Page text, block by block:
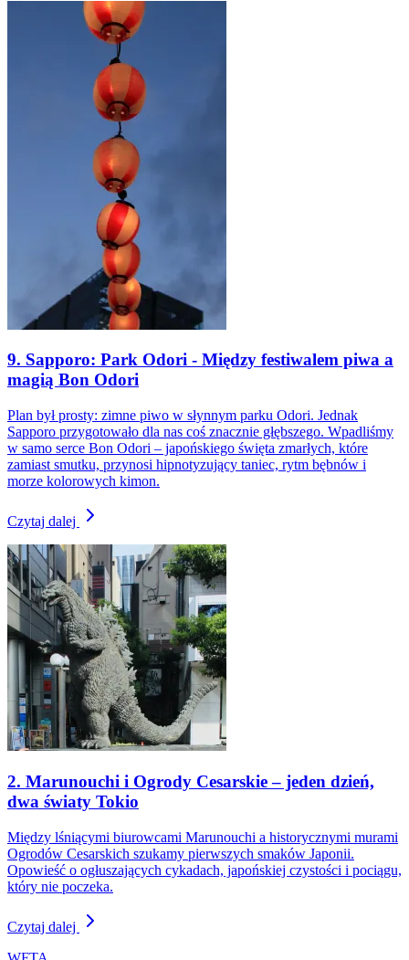
9. Sapporo: Park Odori - Między festiwalem piwa a
magią Bon Odori
Plan był prosty: zimne piwo w słynnym parku Odori. Jednak
Sapporo przygotowało dla nas coś znacznie głębszego. Wpadliśmy
w samo serce Bon Odori – japońskiego święta zmarłych, które
zamiast smutku, przynosi hipnotyzujący taniec, rytm bębnów i
morze kolorowych kimon.
Czytaj dalej
2. Marunouchi i Ogrody Cesarskie – jeden dzień,
dwa światy Tokio
Między lśniącymi biurowcami Marunouchi a historycznymi murami
Ogrodów Cesarskich szukamy pierwszych smaków Japonii.
Opowieść o ogłuszających cykadach, japońskiej czystości i pociągu,
który nie poczeka.
Czytaj dalej